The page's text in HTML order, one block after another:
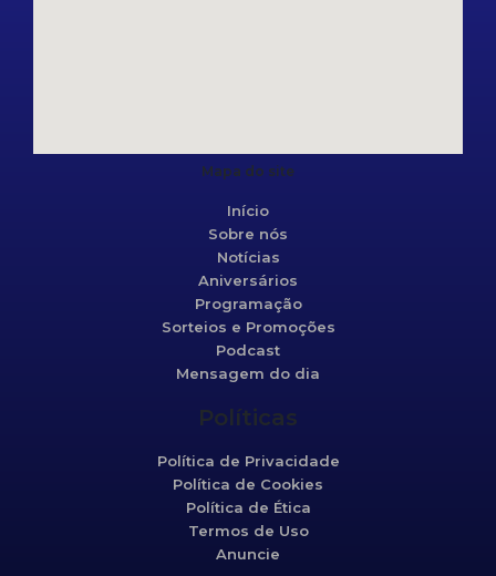
Mapa do site
Início
Sobre nós
Notícias
Aniversários
Programação
Sorteios e Promoções
Podcast
Mensagem do dia
Políticas
Política de Privacidade
Política de Cookies
Política de Ética
Termos de Uso
Anuncie